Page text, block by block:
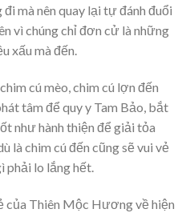
đi mà nên quay lại tự đánh đuổi
vì chúng chỉ đơn cử là những
xấu mà đến.
cú mèo, chim cú lợn đến
tâm để quy y Tam Bảo, bắt
như hành thiện để giải tỏa
là chim cú đến cũng sẽ vui vẻ
phải lo lắng hết.
của Thiên Mộc Hương về hiện